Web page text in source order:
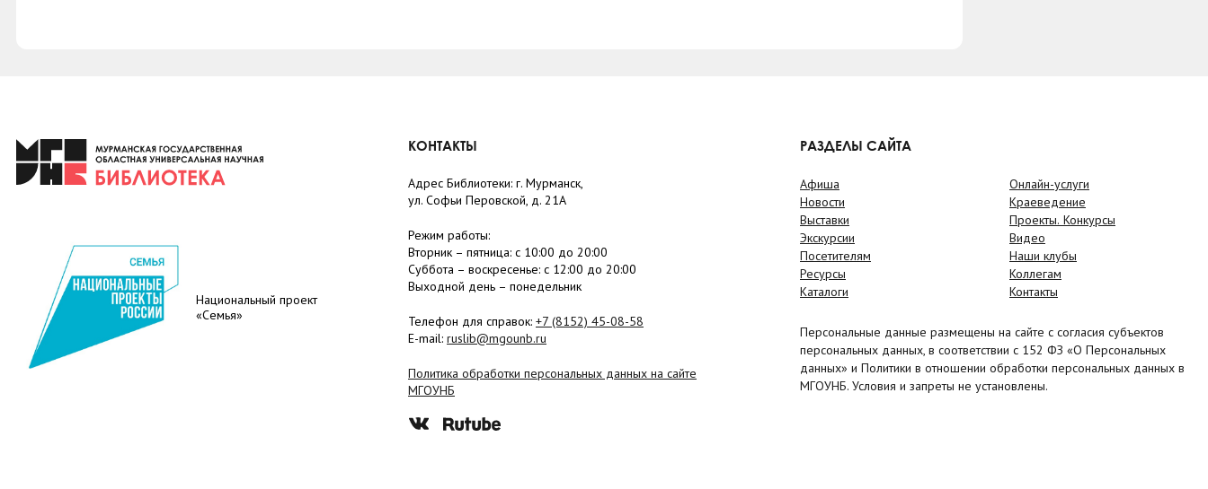
Национальный проект
«Семья»
КОНТАКТЫ
Адрес Библиотеки: г. Мурманск,
ул. Софьи Перовской, д. 21А
Режим работы:
Вторник – пятница: с 10:00 до 20:00
Суббота – воскресенье: c 12:00 до 20:00
Выходной день – понедельник
Телефон для справок: +7 (8152) 45-08-58
E-mail: ruslib@mgounb.ru
Политика обработки персональных данных на сайте
МГОУНБ
РАЗДЕЛЫ САЙТА
Афиша
Новости
Выставки
Экскурсии
Посетителям
Ресурсы
Каталоги
Онлайн-услуги
Краеведение
Проекты. Конкурсы
Видео
Наши клубы
Коллегам
Контакты
Персональные данные размещены на сайте с согласия субъектов
персональных данных, в соответствии с 152 ФЗ «О Персональных
данных» и Политики в отношении обработки персональных данных в
МГОУНБ. Условия и запреты не установлены.